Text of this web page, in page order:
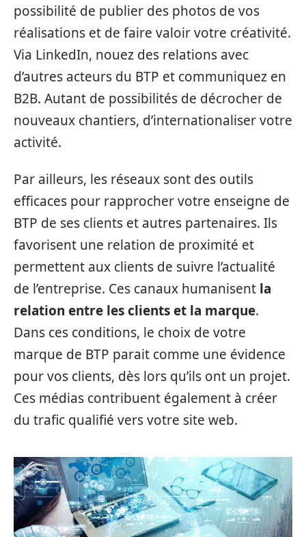
possibilité de publier des photos de vos
réalisations et de faire valoir votre créativité.
Via LinkedIn, nouez des relations avec
d’autres acteurs du BTP et communiquez en
B2B. Autant de possibilités de décrocher de
nouveaux chantiers, d’internationaliser votre
activité.
Par ailleurs, les réseaux sont des outils
efficaces pour rapprocher votre enseigne de
BTP de ses clients et autres partenaires. Ils
favorisent une relation de proximité et
permettent aux clients de suivre l’actualité
de l’entreprise. Ces canaux humanisent la
relation entre les clients et la marque.
Dans ces conditions, le choix de votre
marque de BTP parait comme une évidence
pour vos clients, dès lors qu’ils ont un projet.
Ces médias contribuent également à créer
du trafic qualifié vers votre site web.